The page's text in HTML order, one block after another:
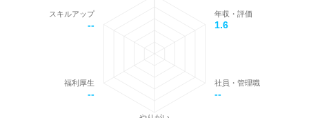
年収・評価
1.6
社員・管理職
--
福利厚生
--
スキルアップ
--